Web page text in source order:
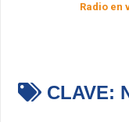
Radio en
CLAVE: